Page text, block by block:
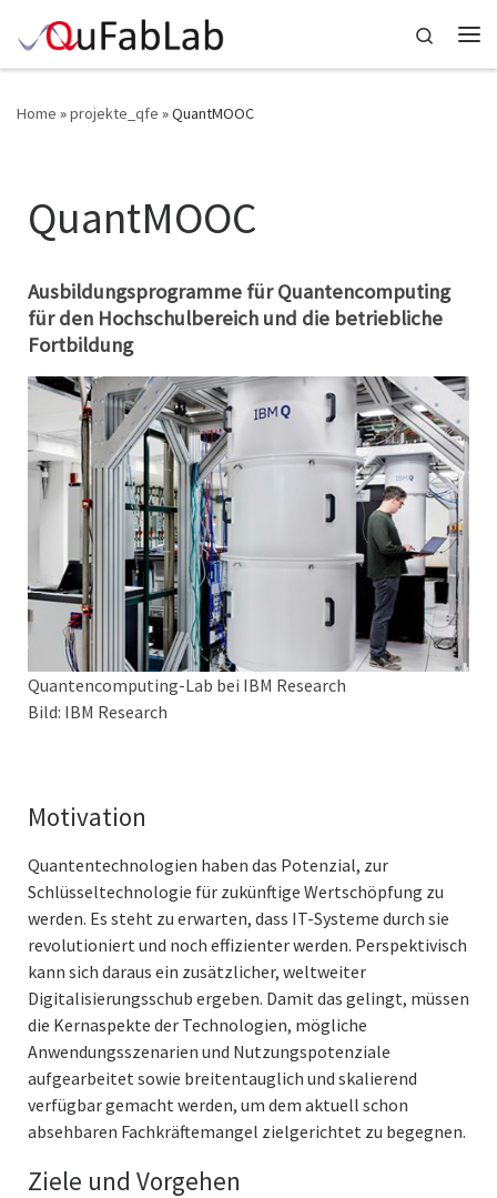
Skip to content
Search
Home »projekte_qfe »QuantMOOC
QuantMOOC
Ausbildungsprogramme für Quantencomputing
für den Hochschulbereich und die betriebliche
Fortbildung
Quantencomputing-Lab bei IBM Research
Bild: IBM Research
Motivation
Quantentechnologien haben das Potenzial, zur
Schlüsseltechnologie für zukünftige Wertschöpfung zu
werden. Es steht zu erwarten, dass IT-Systeme durch sie
revolutioniert und noch effizienter werden. Perspektivisch
kann sich daraus ein zusätzlicher, weltweiter
Digitalisierungsschub ergeben. Damit das gelingt, müssen
die Kernaspekte der Technologien, mögliche
Anwendungsszenarien und Nutzungspotenziale
aufgearbeitet sowie breitentauglich und skalierend
verfügbar gemacht werden, um dem aktuell schon
absehbaren Fachkräftemangel zielgerichtet zu begegnen.
Ziele und Vorgehen